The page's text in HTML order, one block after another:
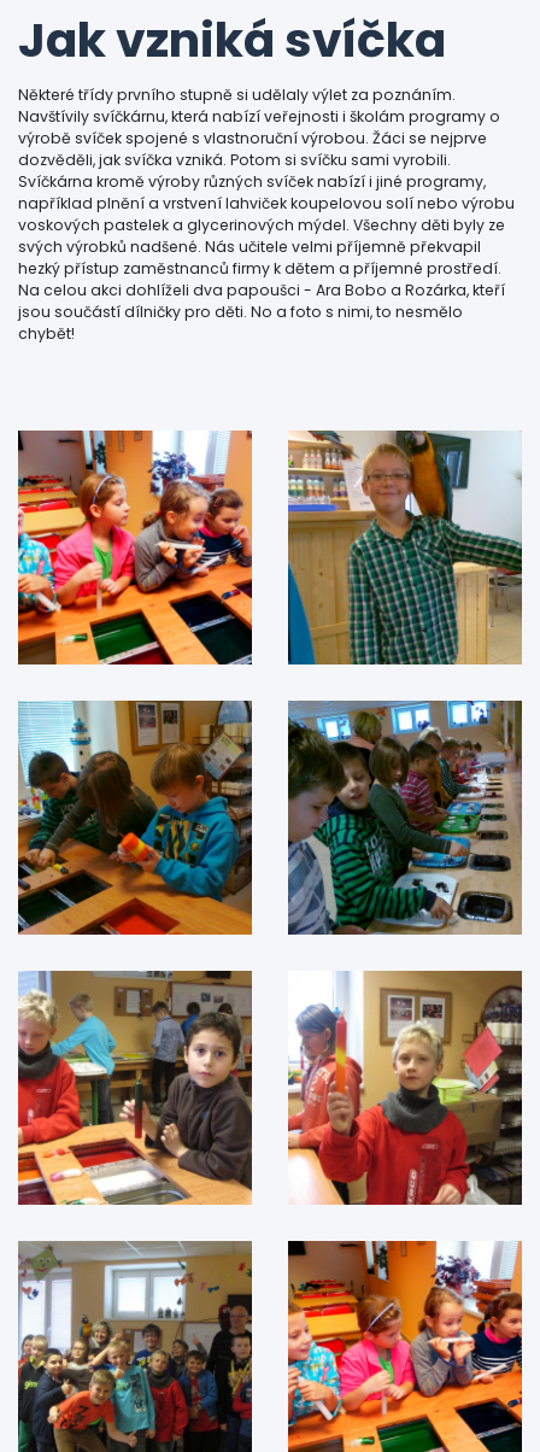
Jak vzniká svíčka
Některé třídy prvního stupně si udělaly výlet za poznáním.
Navštívily svíčkárnu, která nabízí veřejnosti i školám programy o
výrobě svíček spojené s vlastnoruční výrobou. Žáci se nejprve
dozvěděli, jak svíčka vzniká. Potom si svíčku sami vyrobili.
Svíčkárna kromě výroby různých svíček nabízí i jiné programy,
například plnění a vrstvení lahviček koupelovou solí nebo výrobu
voskových pastelek a glycerinových mýdel. Všechny děti byly ze
svých výrobků nadšené. Nás učitele velmi příjemně překvapil
hezký přístup zaměstnanců firmy k dětem a příjemné prostředí.
Na celou akci dohlíželi dva papoušci - Ara Bobo a Rozárka, kteří
jsou součástí dílničky pro děti. No a foto s nimi, to nesmělo
chybět!